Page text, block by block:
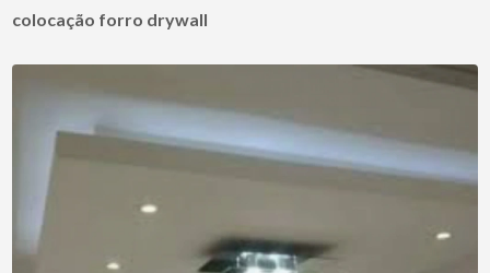
colocação forro drywall